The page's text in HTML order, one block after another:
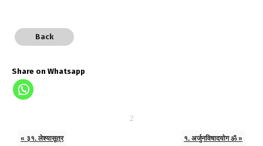
Back
Share on Whatsapp
« ३१. लेश्यासूत्र १. अर्जुनविषादयोग ॐ »